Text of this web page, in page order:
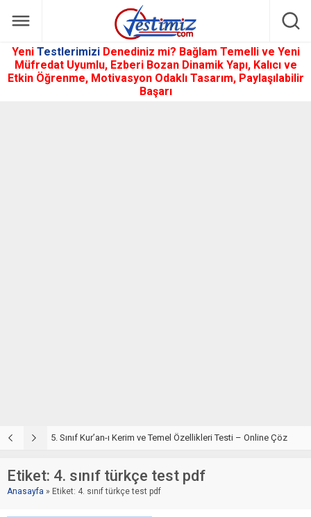
Yeni Testlerimizi Denediniz mi? Bağlam Temelli ve Yeni
Müfredat Uyumlu, Ezberi Bozan Dinamik Yapı, Kalıcı ve
Etkin Öğrenme, Motivasyon Odaklı Tasarım, Paylaşılabilir
Başarı
5. Sınıf Kur’an-ı Kerim ve Temel Özellikleri Testi – Online Çöz
Etiket: 4. sınıf türkçe test pdf
Anasayfa » Etiket: 4. sınıf türkçe test pdf